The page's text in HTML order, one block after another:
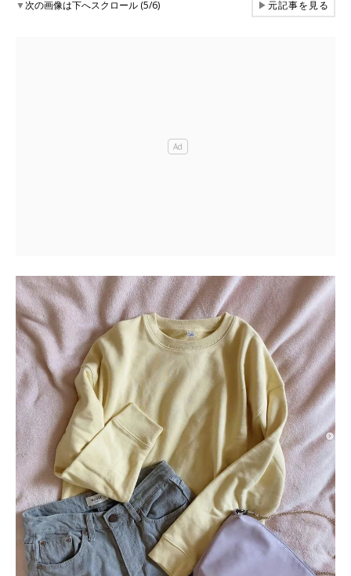
▼次の画像は下へスクロール (5/6) ▶元記事を見る